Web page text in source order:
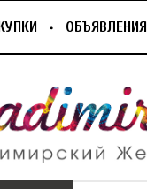
ОБЪЯВЛЕНИЯ